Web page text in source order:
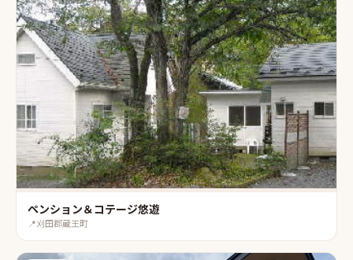
ペンション＆コテージ悠遊
📍刈田郡蔵王町